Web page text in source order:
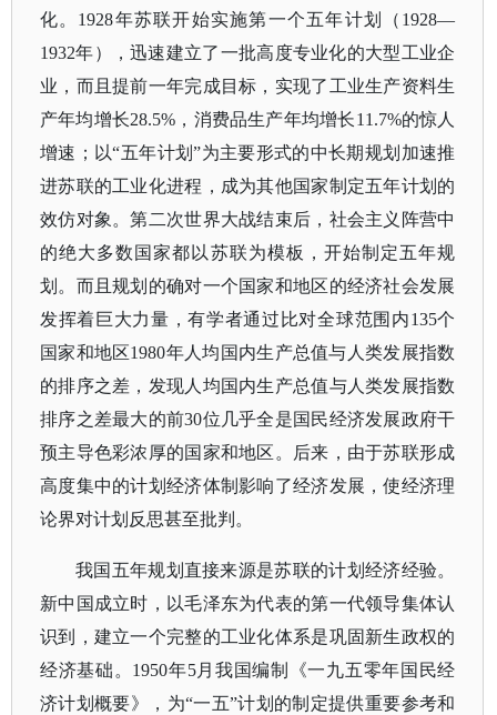
化。1928年苏联开始实施第一个五年计划（1928—
1932年），迅速建立了一批高度专业化的大型工业企
业，而且提前一年完成目标，实现了工业生产资料生
产年均增长28.5%，消费品生产年均增长11.7%的惊人
增速；以“五年计划”为主要形式的中长期规划加速推
进苏联的工业化进程，成为其他国家制定五年计划的
效仿对象。第二次世界大战结束后，社会主义阵营中
的绝大多数国家都以苏联为模板，开始制定五年规
划。而且规划的确对一个国家和地区的经济社会发展
发挥着巨大力量，有学者通过比对全球范围内135个
国家和地区1980年人均国内生产总值与人类发展指数
的排序之差，发现人均国内生产总值与人类发展指数
排序之差最大的前30位几乎全是国民经济发展政府干
预主导色彩浓厚的国家和地区。后来，由于苏联形成
高度集中的计划经济体制影响了经济发展，使经济理
论界对计划反思甚至批判。
我国五年规划直接来源是苏联的计划经济经验。
新中国成立时，以毛泽东为代表的第一代领导集体认
识到，建立一个完整的工业化体系是巩固新生政权的
经济基础。 1950年5月我国编制《一九五零年国民经
济计划概要》，为“一五”计划的制定提供重要参考和